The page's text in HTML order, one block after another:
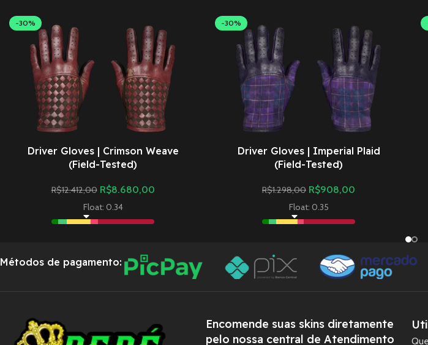
-30%
Driver Gloves | Crimson Weave
(Field-Tested)
R$12.412,00 R$8.680,00
Float: 0.34
-30%
Driver Gloves | Imperial Plaid
(Field-Tested)
R$1.298,00 R$908,00
Float: 0.35
Métodos de pagamento:
Encomende suas skins diretamente
pelo nossa central de Atendimento